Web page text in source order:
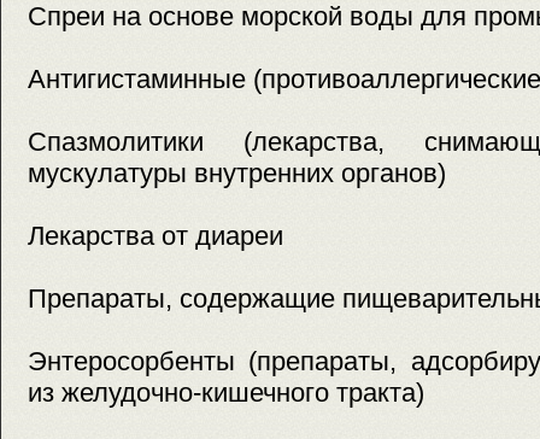
Спреи на основе морской воды для
Антигистаминные
Спазмолитики (лекарства,
мускулатуры внутренних органов)
Лекарства от диареи
Препараты, содержащие
Энтеросорбенты (препараты,
из желудочно-кишечного тракта)